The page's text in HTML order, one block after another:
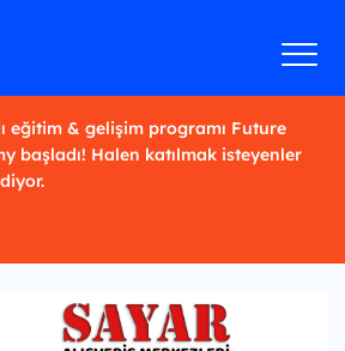
eğitim & gelişim programı Future
başladı! Halen katılmak isteyenler